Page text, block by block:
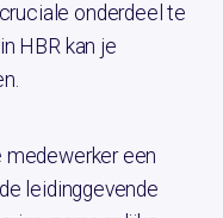
onderdeel te
HBR kan je
medewerker een
leidinggevende